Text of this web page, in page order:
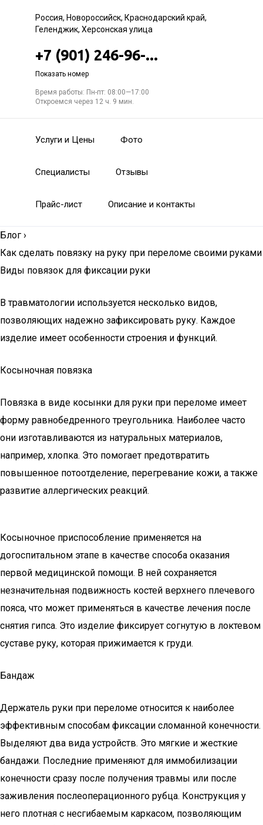
Россия, Новороссийск, Краснодарский край,
Геленджик, Херсонская улица
+7 (901) 246-96-...
Показать номер
Время работы: Пн-пт: 08:00—17:00
Откроемся через 12 ч. 9 мин.
Услуги и Цены Фото
Специалисты Отзывы
Прайс-лист Описание и контакты
Блог ›
Как сделать повязку на руку при переломе своими руками
Виды повязок для фиксации руки
В травматологии используется несколько видов,
позволяющих надежно зафиксировать руку. Каждое
изделие имеет особенности строения и функций.
Косыночная повязка
Повязка в виде косынки для руки при переломе имеет
форму равнобедренного треугольника. Наиболее часто
они изготавливаются из натуральных материалов,
например, хлопка. Это помогает предотвратить
повышенное потоотделение, перегревание кожи, а также
развитие аллергических реакций.
Косыночное приспособление применяется на
догоспитальном этапе в качестве способа оказания
первой медицинской помощи. В ней сохраняется
незначительная подвижность костей верхнего плечевого
пояса, что может применяться в качестве лечения после
снятия гипса. Это изделие фиксирует согнутую в локтевом
суставе руку, которая прижимается к груди.
Бандаж
Держатель руки при переломе относится к наиболее
эффективным способам фиксации сломанной конечности.
Выделяют два вида устройств. Это мягкие и жесткие
бандажи. Последние применяют для иммобилизации
конечности сразу после получения травмы или после
заживления послеоперационного рубца. Конструкция у
него плотная с несгибаемым каркасом, позволяющим